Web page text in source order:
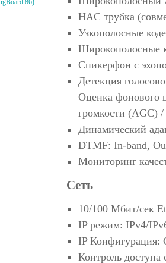
HAC трубка
Узкополосные
Широкополосные
Спикерфон с
Детекция
Оценка фонового
громкости (AGC)
Динамический
DTMF: In-band,
Мониторинг
Сеть
10/100 Мбит/сек
IP режим: IPv4/
IP Конфигурация:
Контроль доступа